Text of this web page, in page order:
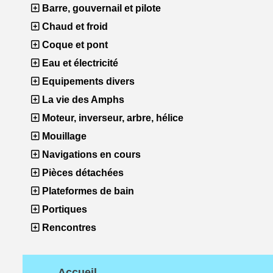
Barre, gouvernail et pilote
Chaud et froid
Coque et pont
Eau et électricité
Equipements divers
La vie des Amphs
Moteur, inverseur, arbre, hélice
Mouillage
Navigations en cours
Pièces détachées
Plateformes de bain
Portiques
Rencontres